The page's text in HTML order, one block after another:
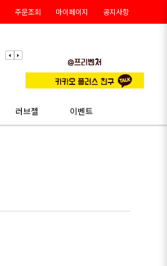
주문조회 마이페이지 공지사항
러브젤 이벤트